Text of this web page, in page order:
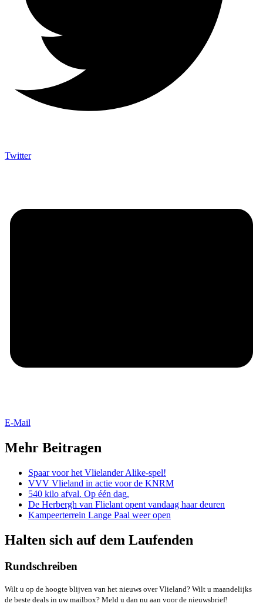
Twitter
E-Mail
Mehr Beitragen
Spaar voor het Vlielander Alike-spel!
VVV Vlieland in actie voor de KNRM
540 kilo afval. Op één dag.
De Herbergh van Flielant opent vandaag haar deuren
Kampeerterrein Lange Paal weer open
Halten sich auf dem Laufenden
Rundschreiben
Wilt u op de hoogte blijven van het nieuws over Vlieland? Wilt u maandelijks
de beste deals in uw mailbox? Meld u dan nu aan voor de nieuwsbrief!